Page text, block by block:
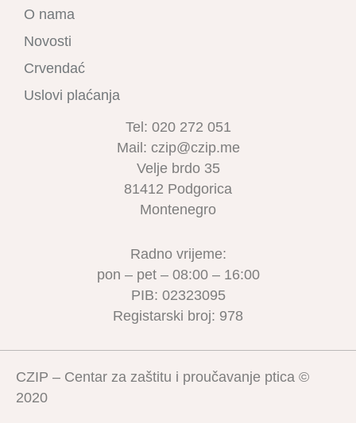
O nama
Novosti
Crvendać
Uslovi plaćanja
Tel: 020 272 051
Mail: czip@czip.me
Velje brdo 35
81412 Podgorica
Montenegro
Radno vrijeme:
pon – pet – 08:00 – 16:00
PIB: 02323095
Registarski broj: 978
CZIP – Centar za zaštitu i proučavanje ptica ©
2020